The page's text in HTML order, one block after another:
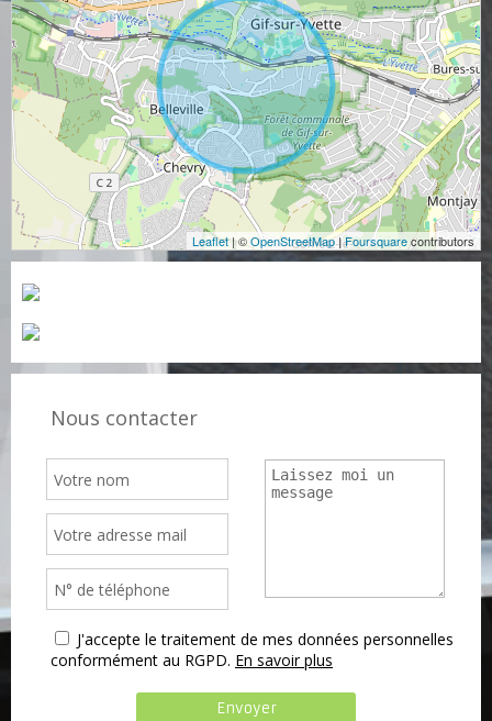
Leaflet| ©OpenStreetMap|Foursquarecontributors
Nous contacter
J'accepte le traitement de mes données personnelles
conformément au RGPD. En savoir plus